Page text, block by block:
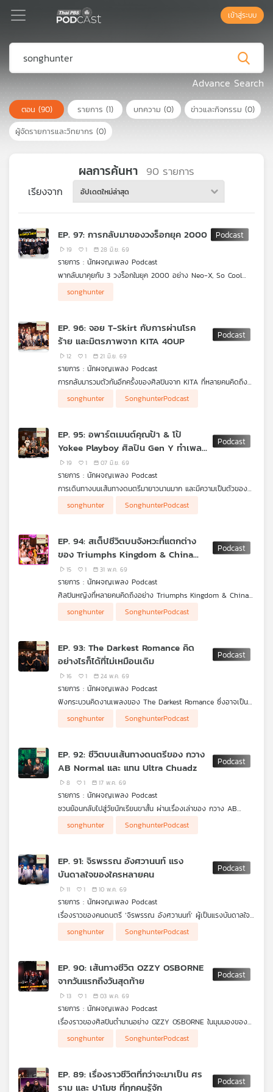
Podcast
เพล
ย์
ลิ
เพล
สต์
เพลง
และ
กิจกรรม
เครือ
เอส
เข้าสู่ระบบ
Advance Search
ตอน (90) รายการ (1) บทความ (0) ข่าวและกิจกรรม (0)
ผู้จัดรายการและวิทยากร (0)
ผลการค้นหา 90 รายการ
เรียงจาก อัปเดตใหม่ล่าสุด
EP. 97: การกลับมาของวงร็อกยุค 2000
19 1 28 มิ.ย. 69
รายการ : นักผจญเพลง Podcast
พากลับมาคุยกับ 3 วงร็อกในยุค 2000 อย่าง Neo-X, So Cool
อีกครั้ง หลังจากที่หลายสมาชิกหายหน้าหายตากัน พร้อมกับเรื่องราว
songhunter
EP. 96: จอย T-Skirt กับการผ่านโรค
ร้าย และมิตรภาพจาก KITA 40UP
12 1 21 มิ.ย. 69
รายการ : นักผจญเพลง Podcast
การกลับมารวมตัวกันอีกครั้งของศิลปินจาก KITA ที่หลายคนคิดถึง
เพลงแล้ว หนึ่งในสมาชิกของ ‘KITA 40UP’ อย่าง ‘จอย T-Skirt’
songhunter SonghunterPodcast
EP. 95: อพาร์ตเมนต์คุณป้า & โป้
Yokee Playboy ศิลปิน Gen Y ทำเพลง
ยังไงถึงถูกใจ Gen Z
19 1 07 มิ.ย. 69
รายการ : นักผจญเพลง Podcast
การเดินทางบนเส้นทางดนตรีมายาวนานมาก และมีความเป็นตัวของ
Yokee Playboy” ที่ได้สร้างปรากฏการณ์กับวงดนตรีในยุค 90 แต่
บทเพลงที่เล่าเรื่องของชีวิตในการเดินทางตลอด 25 ปีของพวกเขา
songhunter SonghunterPodcast
EP. 94: สเต็ปชีวิตบนจังหวะที่แตกต่าง
ของ Triumphs Kingdom & China
Dolls
15 1 31 พ.ค. 69
รายการ : นักผจญเพลง Podcast
ศิลปินหญิงที่หลายคนคิดถึงอย่าง Triumphs Kingdom & China
เดี่ยวเกาะอกและเพลงที่สนุกสนาน ที่จะมาเล่าถึงสเต็ปชีวิตในวงการ
songhunter SonghunterPodcast
EP. 93: The Darkest Romance คิด
อย่างไรก็ได้ที่ไม่เหมือนเดิม
16 1 24 พ.ค. 69
รายการ : นักผจญเพลง Podcast
ฟังกระบวนคิดงานเพลงของ The Darkest Romance ซึ่งอาจเป็น
ของตัวเอง ซึ่งไม่ใช่แค่งานเพลงเท่านั้น เพราะเรื่องราวของพวกเขา
songhunter SonghunterPodcast
EP. 92: ชีวิตบนเส้นทางดนตรีของ กวาง
AB Normal และ แทน Ultra Chuadz
8 1 17 พ.ค. 69
รายการ : นักผจญเพลง Podcast
ชวนย้อนกลับไปสู่วัยนักเรียนขาสั้น ผ่านเรื่องเล่าของ กวาง AB
กับกลุ่มเพื่อนในรั้วโรงเรียน จากวันที่เสียงดนตรีเป็นเพียงความสนุก
ต้องเลือก พวกเขาผ่านช่วงเวลานั้นมาได้อย่างไร และยังคงยืนอยู่บน
songhunter SonghunterPodcast
EP. 91: จิรพรรณ อังศวานนท์ แรง
บันดาลใจของใครหลายคน
11 1 10 พ.ค. 69
รายการ : นักผจญเพลง Podcast
เรื่องราวของคนดนตรี ‘จิรพรรณ อังศวานนท์’ ผู้เป็นแรงบันดาลใจ
ทำงานอยู่กับ Butterfly ซึ่งจะเห็นบรรยากาศในสมัยก่อน และตัวตน
songhunter SonghunterPodcast
EP. 90: เส้นทางชีวิต OZZY OSBORNE
จากวันแรกถึงวันสุดท้าย
13 1 03 พ.ค. 69
รายการ : นักผจญเพลง Podcast
เรื่องราวของศิลปินตำนานอย่าง OZZY OSBORNE ในมุมมองของ
OZZY เป็นแรงบันดาลใจ ที่จะมาเล่าถึงความชอบ และเรื่องราวความ
songhunter SonghunterPodcast
EP. 89: เรื่องราวชีวิตที่กว่าจะมาเป็น ศร
ราม และ ปาโมช ที่ทุกคนรู้จัก